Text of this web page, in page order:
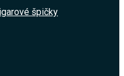
špičky